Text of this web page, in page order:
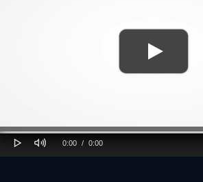
Play Mute
Current
0:00 /
Duration
0:00